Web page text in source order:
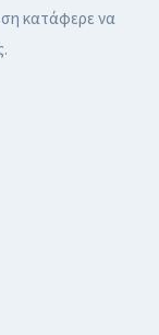
κατάφερε να